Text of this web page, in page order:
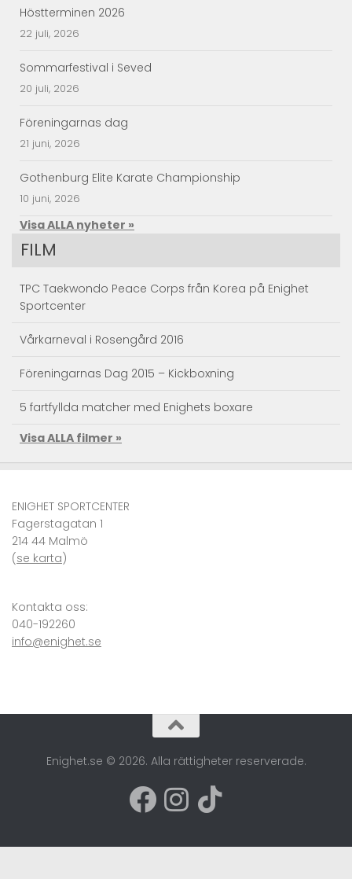
Höstterminen 2026
22 juli, 2026
Sommarfestival i Seved
20 juli, 2026
Föreningarnas dag
21 juni, 2026
Gothenburg Elite Karate Championship
10 juni, 2026
Visa ALLA nyheter »
FILM
TPC Taekwondo Peace Corps från Korea på Enighet
Sportcenter
Vårkarneval i Rosengård 2016
Föreningarnas Dag 2015 – Kickboxning
5 fartfyllda matcher med Enighets boxare
Taekwondo Träningsläger
Se Superkicken – JKA RM Sweden 2010 Karate
VM i karate – självförsvar i världsklass
Visa ALLA filmer »
ENIGHET SPORTCENTER
Fagerstagatan 1
214 44 Malmö
(se karta)
Kontakta oss:
040-192260
info@enighet.se
Enighet.se © 2026. Alla rättigheter reserverade.